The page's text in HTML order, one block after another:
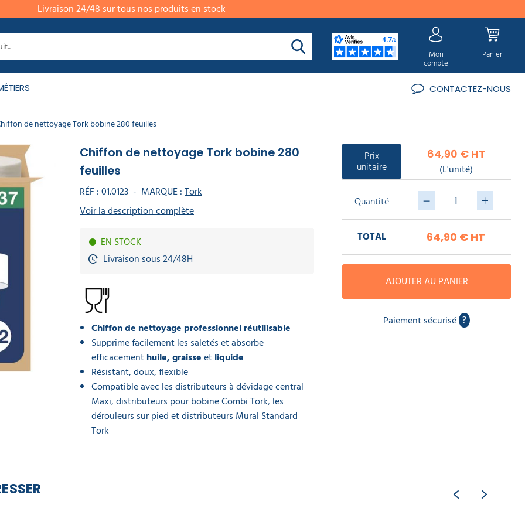
Livraison 24/48 sur tous nos produits en stock
Mon
compte
Panier
CONTACTEZ-NOUS
de nettoyage Tork bobine 280 feuilles
Chiffon de nettoyage Tork bobine 280
feuilles
RÉF :01.0123 - MARQUE :Tork
Voir la description complète
EN STOCK
Livraison sous 24/48H
Chiffon de nettoyage professionnel réutilisable
Supprime facilement les saletés et absorbe
efficacementhuile,graisseetliquide
Résistant, doux, flexible
Compatible avec les distributeurs à dévidage central
Maxi, distributeurs pour bobine Combi Tork, les
dérouleurs sur pied et distributeurs Mural Standard
Tork
Prix
unitaire
64,90 € HT
(L'unité)
Quantité
TOTAL 64,90 € HT
AJOUTER AU PANIER
Paiement sécurisé ?